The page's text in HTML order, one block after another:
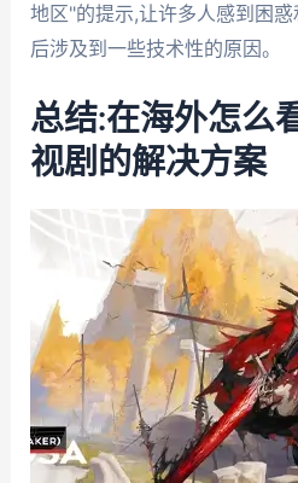
地区"的提示,让许多人感到困
后涉及到一些技术性的原因。
总结:在海外怎么
视剧的解决方案